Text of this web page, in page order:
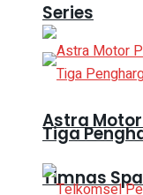
Series
Tiga
Timnas
Astra